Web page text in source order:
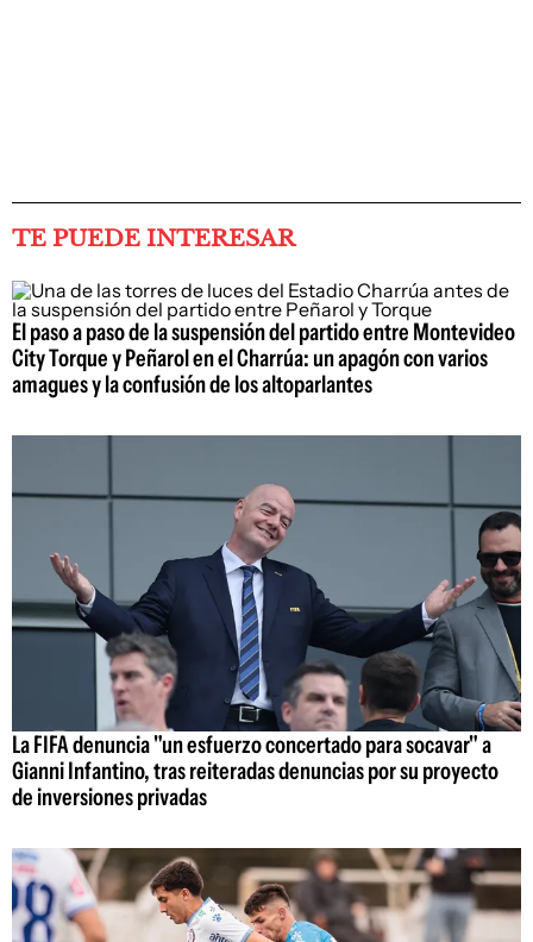
TE PUEDE INTERESAR
El paso a paso de la suspensión del partido entre Montevideo
City Torque y Peñarol en el Charrúa: un apagón con varios
amagues y la confusión de los altoparlantes
La FIFA denuncia "un esfuerzo concertado para socavar" a
Gianni Infantino, tras reiteradas denuncias por su proyecto
de inversiones privadas